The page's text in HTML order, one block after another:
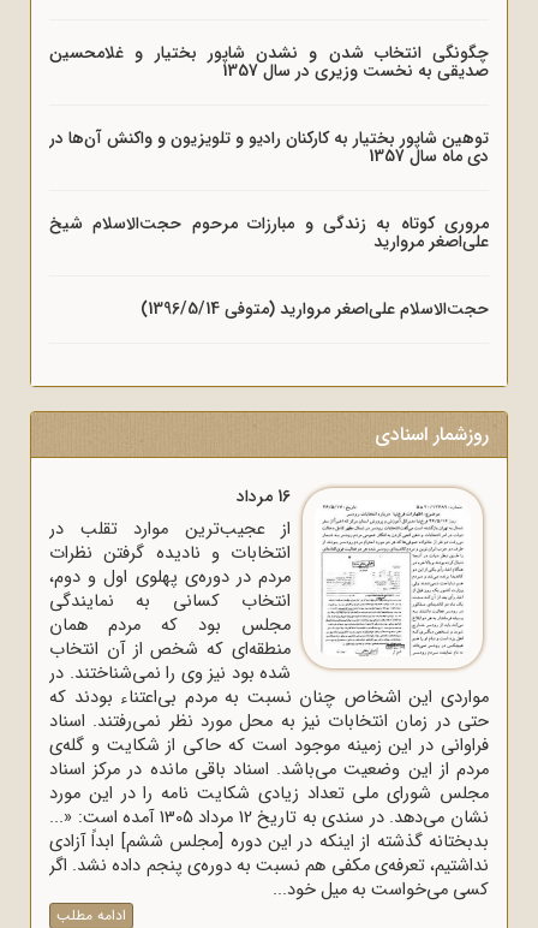
چگونگی انتخاب شدن و نشدن شاپور بختیار و غلامحسین
صدیقی به نخست وزیری در سال 1357
توهین شاپور بختیار به کارکنان رادیو و تلویزیون و واکنش آن‌ها در
دی ماه سال 1357
مروری کوتاه به زندگی و مبارزات مرحوم حجت‌الاسلام شیخ
علی‌اصغر مروارید
حجت‌الاسلام علی‌اصغر مروارید (متوفی 1396/5/14)
روزشمار اسنادی
16 مرداد
از عجیب‌ترین موارد تقلب در
انتخابات و نادیده گرفتن نظرات
مردم در دوره‌ی پهلوی اول و دوم،
انتخاب کسانی به نمایندگی
مجلس بود که مردم همان
منطقه‌ای که شخص از آن انتخاب
شده بود نیز وی را نمی‌شناختند. در
مواردی این اشخاص چنان نسبت به مردم بی‌اعتناء بودند که
حتی در زمان انتخابات نیز به محل مورد نظر نمی‌رفتند. اسناد
فراوانی در این زمینه موجود است که حاکی از شکایت و گله‌ی
مردم از این وضعیت می‌باشد. اسناد باقی مانده در مرکز اسناد
مجلس شورای ملی تعداد زیادی شکایت نامه را در این مورد
نشان می‌دهد. در سندی به تاریخ 12 مرداد 1305 آمده است: «...
بدبختانه گذشته از اینکه در این دوره [مجلس ششم] ابداً آزادی
نداشتیم، تعرفه‌ی مکفی هم نسبت به دوره‌ی پنجم داده نشد. اگر
کسی می‌خواست به میل خود...
ادامه مطلب